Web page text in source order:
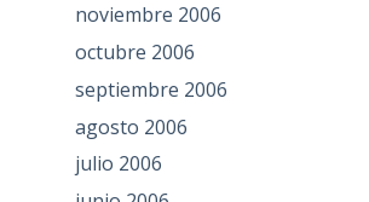
noviembre 2006
octubre 2006
septiembre 2006
agosto 2006
julio 2006